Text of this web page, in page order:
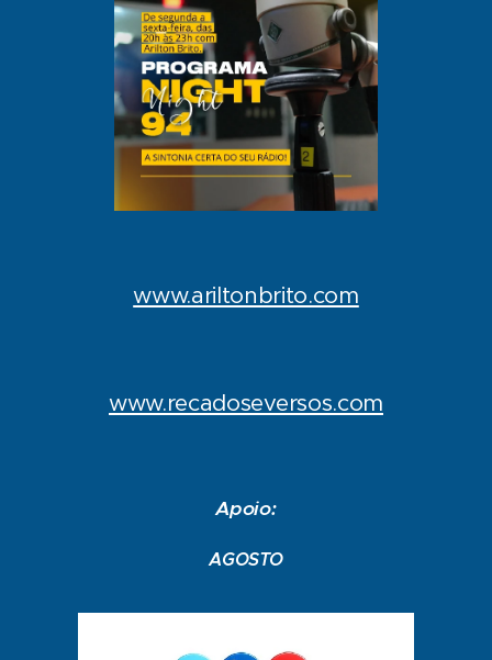
www.ariltonbrito.com
www.recadoseversos.com
Apoio:
AGOSTO